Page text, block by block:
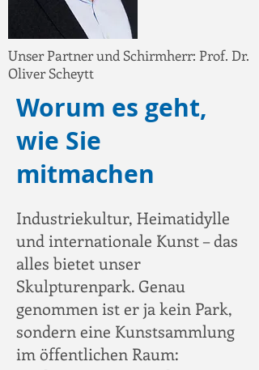
Unser Partner und Schirmherr: Prof. Dr.
Oliver Scheytt
Worum es geht,
wie Sie
mitmachen
Industriekultur, Heimatidylle
und internationale Kunst – das
alles bietet unser
Skulpturenpark. Genau
genommen ist er ja kein Park,
sondern eine Kunstsammlung
im öffentlichen Raum: